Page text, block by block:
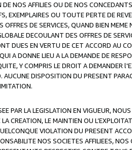
NOS AFFILIES OU DE NOS
EXEMPLAIRES OU TOUTE PERTE DE
OFFRES DE SERVICES, QUAND BIEN
DECOULANT DES OFFRES DE
DUES EN VERTU DE CET ACCORD AU
A DONNE LIEU A LA DEMANDE DE
Y COMPRIS LE DROIT A DEMANDER
AUCUNE DISPOSITION DU PRESENT
PAR LA LEGISLATION EN VIGUEUR,
CREATION, LE MAINTIEN OU
VIOLATION DU PRESENT
NOS SOCIETES AFFILIEES,